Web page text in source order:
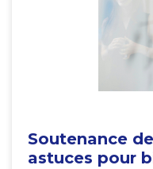
Soutenance
astuces pour